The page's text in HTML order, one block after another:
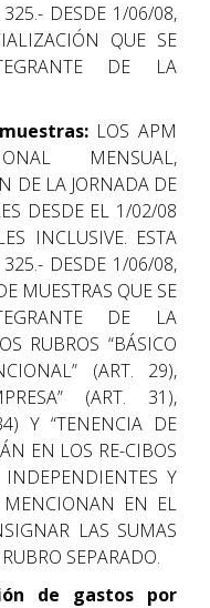
DESDE 1/06/08,
QUE SE
DE LA
LOS APM
MENSUAL,
DE LA JORNADA DE
DESDE EL 1/02/08
INCLUSIVE. ESTA
DESDE 1/06/08,
MUESTRAS QUE SE
DE LA
RUBROS “BÁSICO
(ART. 29),
(ART. 31),
Y “TENENCIA DE
EN LOS RE-CIBOS
Y
MENCIONAN EN EL
LAS SUMAS
SEPARADO.
de gastos por